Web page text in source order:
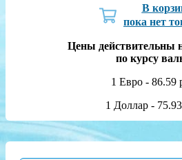
В
пока нет
Цены действительны
по курсу
1 Евро - 86.59
1 Доллар -